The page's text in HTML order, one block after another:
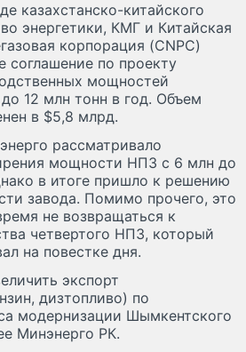
казахстанско-китайского
энергетики, КМГ и Китайская
корпорация (CNPC)
соглашение по проекту
мощностей
12 млн тонн в год. Объем
в $5,8 млрд.
рассматривало
мощности НПЗ с 6 млн до
в итоге пришло к решению
завода. Помимо прочего, это
не возвращаться к
четвертого НПЗ, который
на повестке дня.
экспорт
дизтопливо) по
модернизации Шымкентского
Минэнерго РК.